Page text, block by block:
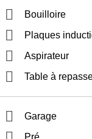
Bouilloire
Plaques
Aspirateur
Table à
Garage
Pré